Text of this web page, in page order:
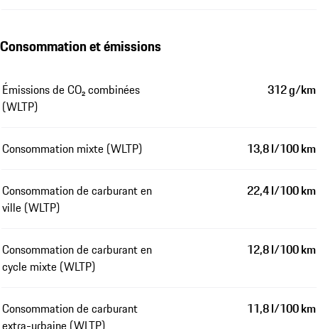
Consommation et émissions
Émissions de CO₂ combinées
(WLTP)
312 g/km
Consommation mixte (WLTP) 13,8 l/100 km
Consommation de carburant en
ville (WLTP)
22,4 l/100 km
Consommation de carburant en
cycle mixte (WLTP)
12,8 l/100 km
Consommation de carburant
11,8 l/100 km